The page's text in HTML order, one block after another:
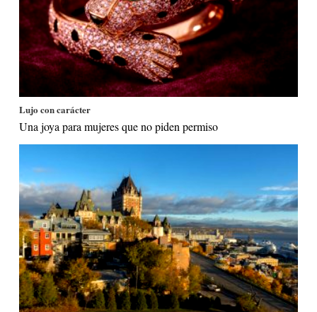
Lujo con carácter
Una joya para mujeres que no piden permiso